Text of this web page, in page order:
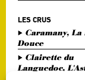
LES CRUS
Caramany,
Douce
Clairette du
Languedoc,